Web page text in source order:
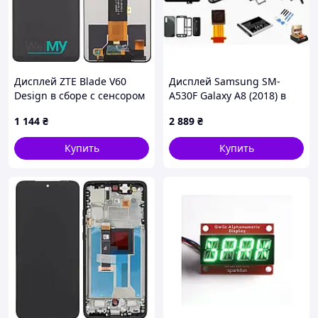
Дисплей ZTE Blade V60
Design в сборе с сенсором
1 144 ₴
Купить
Дисплей Samsung SM-
A530F Galaxy A8 (2018) в
service orig
2 889 ₴
Купить